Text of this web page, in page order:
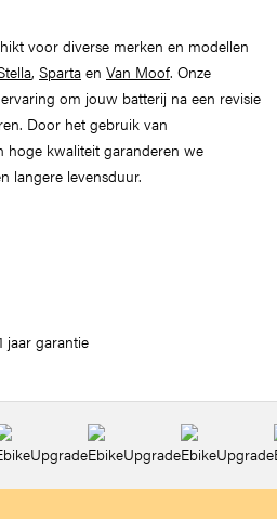
voor diverse merken en modellen
, Sparta en Van Moof. Onze
om jouw batterij na een revisie
Door het gebruik van
hoge kwaliteit garanderen we
langere levensduur.
jaar garantie